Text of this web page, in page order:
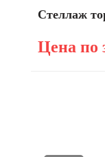
Стеллаж
Цена по